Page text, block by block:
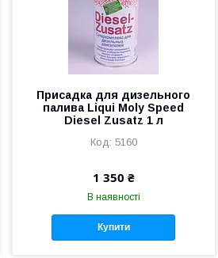
Присадка для дизельного
палива Liqui Moly Speed
Diesel Zusatz 1 л
5160
1 350 ₴
В наявності
Купити